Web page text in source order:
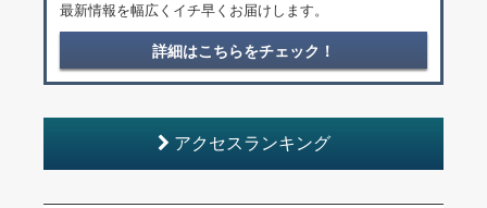
最新情報を幅広くイチ早くお届けします。
詳細はこちらをチェック！
アクセスランキング